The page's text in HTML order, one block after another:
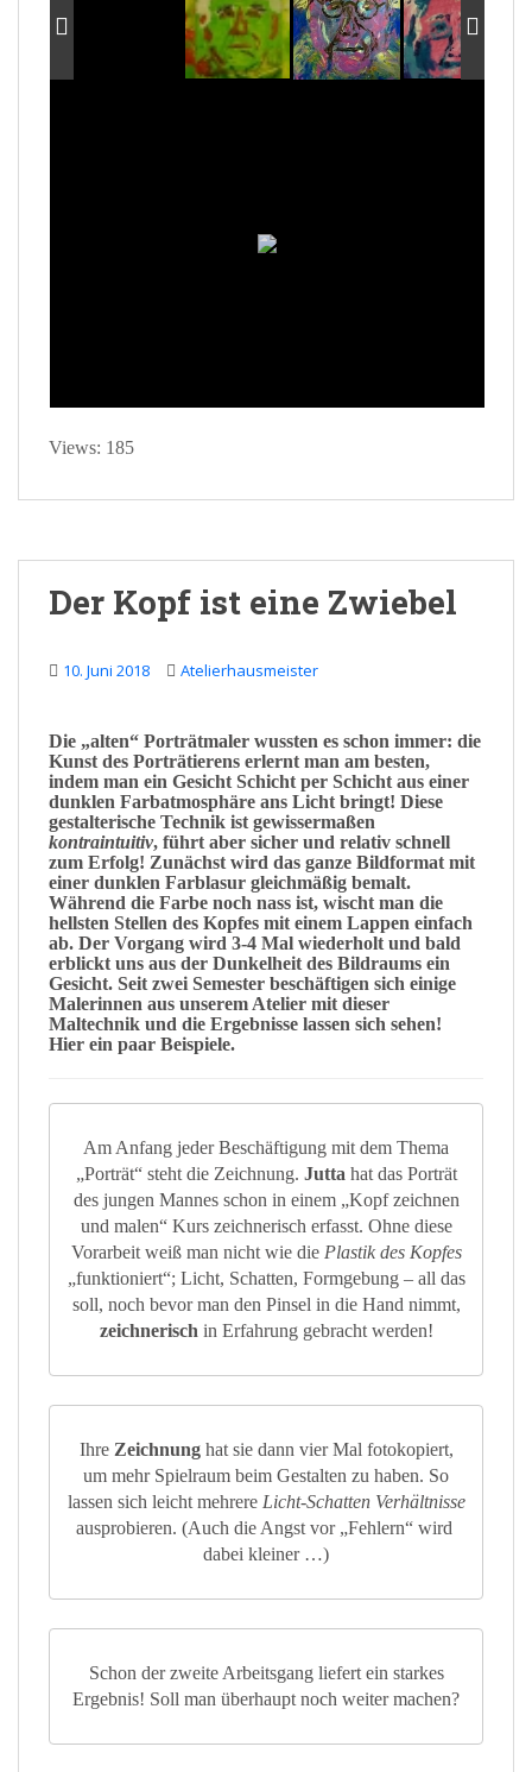
Views: 185
Der Kopf ist eine Zwiebel
10. Juni 2018 Atelierhausmeister
Die „alten“ Porträtmaler wussten es schon immer: die
Kunstdes Porträtierens erlernt man am besten,
indem man ein Gesicht Schicht per Schicht aus einer
dunklen Farbatmosphäre ans Lichtbringt! Diese
gestalterische Technik ist gewissermaßen
kontraintuitiv, führt aber sicher und relativ schnell
zum Erfolg! Zunächst wird das ganze Bildformat mit
einer dunklen Farblasur gleichmäßig bemalt.
Während die Farbe noch nass ist, wischt man die
hellsten Stellen des Kopfes mit einem Lappen einfach
ab. Der Vorgang wird 3-4 Mal wiederholt und bald
erblicktuns aus der Dunkelheit des Bildraums ein
Gesicht. Seit zwei Semester beschäftigen sich einige
Malerinnen aus unserem Atelier mit dieser
Maltechnik und die Ergebnisse lassen sich sehen!
Hier ein paar Beispiele.
Am Anfang jeder Beschäftigung mit dem Thema
„Porträt“ steht die Zeichnung. Jutta hat das Porträt
des jungen Mannes schon in einem „Kopf zeichnen
und malen“ Kurs zeichnerisch erfasst. Ohne diese
Vorarbeit weiß man nicht wie die Plastik des Kopfes
„funktioniert“; Licht, Schatten, Formgebung – all das
soll, noch bevor man den Pinsel in die Hand nimmt,
zeichnerisch in Erfahrung gebracht werden!
Ihre Zeichnunghat sie dann vier Mal fotokopiert,
um mehr Spielraum beim Gestalten zu haben. So
lassen sich leicht mehrere Licht-Schatten Verhältnisse
ausprobieren. (Auch die Angst vor „Fehlern“ wird
dabei kleiner …)
Schon der zweite Arbeitsgang liefert ein starkes
Ergebnis! Soll man überhaupt noch weiter machen?